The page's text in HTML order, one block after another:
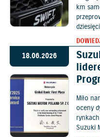
km
18.06.2026
Miło
oceny
Suzuki